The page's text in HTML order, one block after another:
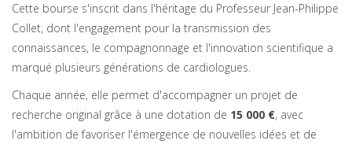
Cette bourse s'inscrit dans l'héritage du Professeur Jean-Philippe
Collet, dont l'engagement pour la transmission des
connaissances, le compagnonnage et l'innovation scientifique a
marqué plusieurs générations de cardiologues.
Chaque année, elle permet d'accompagner un projet de
recherche original grâce à une dotation de 15 000 €, avec
l'ambition de favoriser l'émergence de nouvelles idées et de